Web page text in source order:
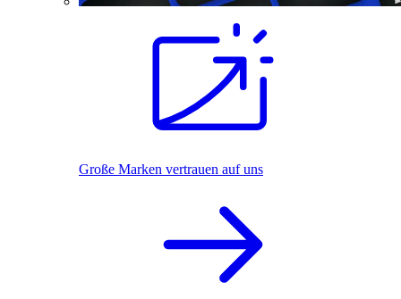
Große Marken vertrauen auf uns